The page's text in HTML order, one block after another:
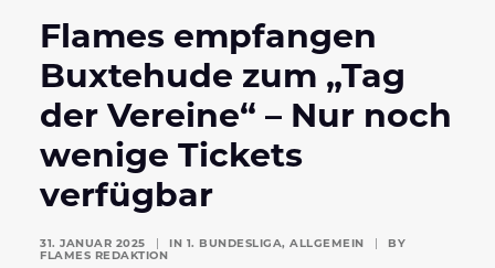
Flames empfangen
Buxtehude zum „Tag
der Vereine“ – Nur noch
wenige Tickets
verfügbar
31. JANUAR 2025 IN 1. BUNDESLIGA, ALLGEMEIN
BY
FLAMES REDAKTION